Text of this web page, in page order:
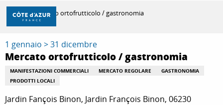
Aller
contenu
principal
SCOPRIRE
PER FARE
Casa Mercato ortofrutticolo / gastronomia
1 gennaio > 31 dicembre
Mercato ortofrutticolo / gastronomia
MANIFESTAZIONI COMMERCIALI MERCATO REGOLARE
GASTRONOMIA
PRODOTTI LOCALI
Jardin Fançois Binon, Jardin François Binon, 06230